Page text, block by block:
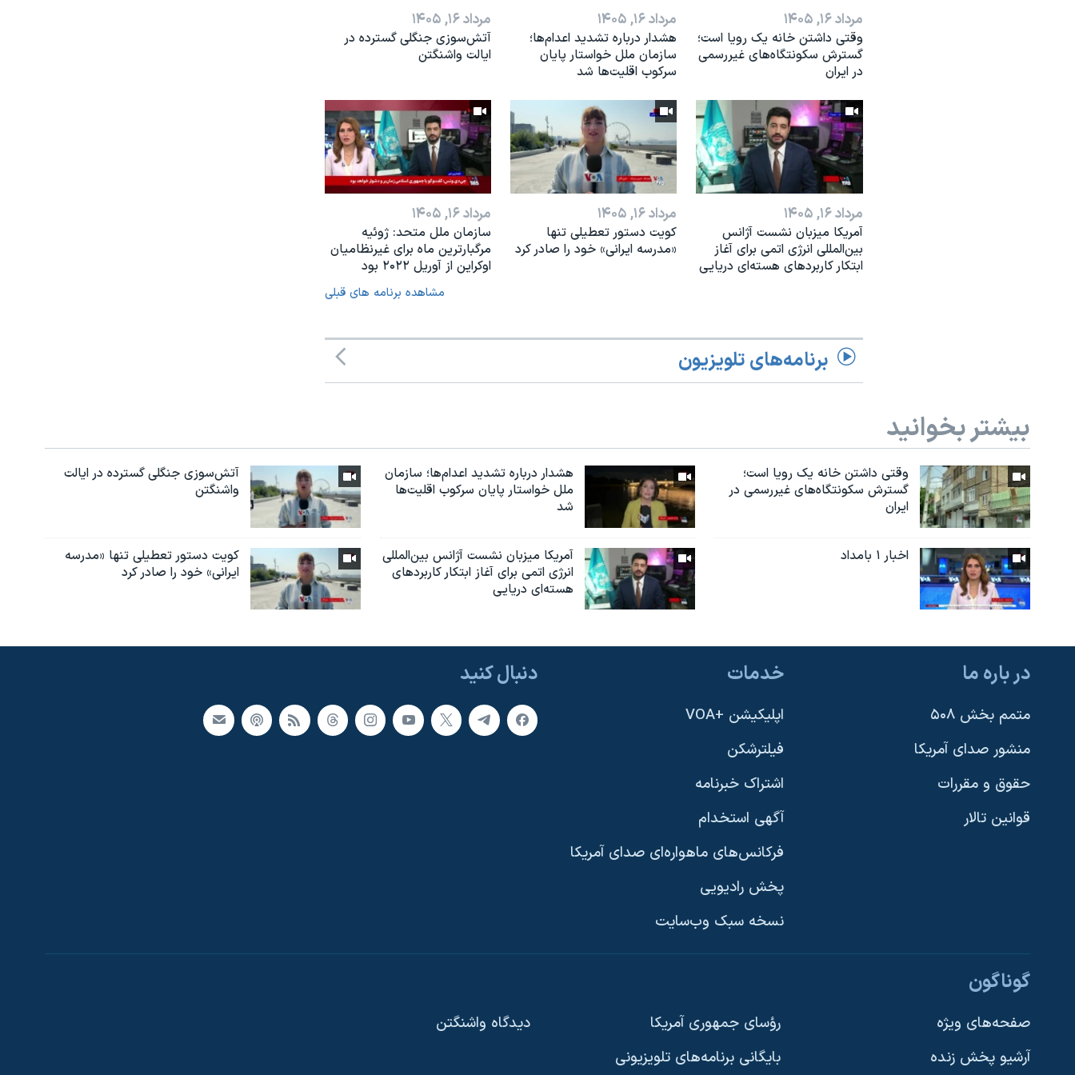
دنبال کنید
زبانهای مختلف
مرداد ۱۶, ۱۴۰۵
وقتی داشتن خانه یک رویا است؛
گسترش سکونتگاه‌های غیررسمی
در ایران
مرداد ۱۶, ۱۴۰۵
هشدار درباره تشدید اعدام‌ها؛
سازمان ملل خواستار پایان
سرکوب اقلیت‌ها شد
مرداد ۱۶, ۱۴۰۵
آتش‌سوزی جنگلی گسترده در
ایالت واشنگتن
مرداد ۱۶, ۱۴۰۵
آمریکا میزبان نشست آژانس
بین‌المللی انرژی اتمی برای آغاز
ابتکار کاربردهای هسته‌ای دریایی
مرداد ۱۶, ۱۴۰۵
کویت دستور تعطیلی تنها
«مدرسه ایرانی» خود را صادر کرد
مرداد ۱۶, ۱۴۰۵
سازمان ملل متحد: ژوئیه
مرگبارترین ماه برای غیرنظامیان
اوکراین از آوریل ۲۰۲۲ بود
مشاهده برنامه های قبلی
برنامه‌های تلویزیون
بیشتر بخوانید
وقتی داشتن خانه یک رویا است؛
گسترش سکونتگاه‌های غیررسمی در
ایران
هشدار درباره تشدید اعدام‌ها؛ سازمان
ملل خواستار پایان سرکوب اقلیت‌ها
شد
آتش‌سوزی جنگلی گسترده در ایالت
واشنگتن
اخبار ۱ بامداد
آمریکا میزبان نشست آژانس بین‌المللی
انرژی اتمی برای آغاز ابتکار کاربردهای
هسته‌ای دریایی
کویت دستور تعطیلی تنها «مدرسه
ایرانی» خود را صادر کرد
دنبال کنید در باره ما
متمم بخش ۵۰۸
منشور صدای آمریکا
حقوق و مقررات
قوانین تالار
خدمات
اپلیکیشن +VOA
فیلترشکن
اشتراک خبرنامه
آگهی استخدام
فرکانس‌های ماهواره‌ای صدای آمریکا
پخش رادیویی
نسخه سبک وب‌سایت
گوناگون
صفحه‌های ویژه
آرشیو پخش زنده
رؤسای جمهوری آمریکا
بایگانی برنامه‌های تلویزیونی
دیدگاه‌ واشنگتن